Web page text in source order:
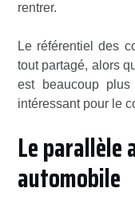
rentrer.
Le référentiel des
tout partagé, alors
est beaucoup
intéressant pour le
Le parallèle
automobile